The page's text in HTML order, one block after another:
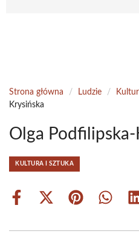
Strona główna / Ludzie /
Krysińska
Olga Podfilipska-
KULTURA I SZTUKA
Share
Share
(Twitter)
Share Share